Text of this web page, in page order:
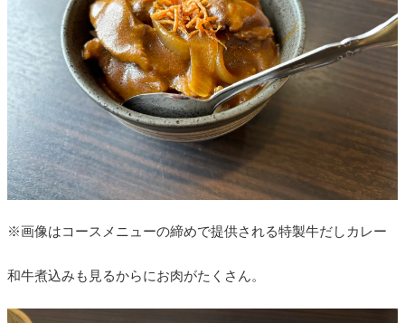
※画像はコースメニューの締めで提供される特製牛だしカレー
和牛煮込みも見るからにお肉がたくさん。